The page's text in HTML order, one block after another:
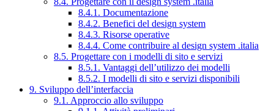
8.4.1. Documentazione
8.4.2. Benefici del design system
8.4.3. Risorse operative
8.4.4. Come contribuire al design system .italia
8.5. Progettare con i modelli di sito e servizi
8.5.1. Vantaggi dell’utilizzo dei modelli
8.5.2. I modelli di sito e servizi disponibili
9. Sviluppo dell’interfaccia
9.1. Approccio allo sviluppo